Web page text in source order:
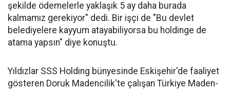
şekilde ödemelerle yaklaşık 5 ay daha burada
kalmamız gerekiyor" dedi. Bir işçi de "Bu devlet
belediyelere kayyum atayabiliyorsa bu holdinge de
atama yapsın" diye konuştu.
Yıldızlar SSS Holding bünyesinde Eskişehir'de faaliyet
gösteren Doruk Madencilik'te çalışan Türkiye Maden-